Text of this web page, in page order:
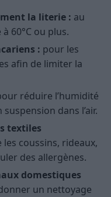
la literie : au
60°C ou plus.
: pour les
afin de limiter la
réduire l’humidité
dans l’air.
textiles
les coussins, rideaux,
des allergènes.
domestiques
un nettoyage